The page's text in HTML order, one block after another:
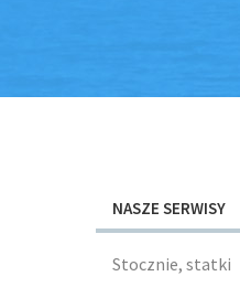
NASZE SERWISY
Stocznie, statki